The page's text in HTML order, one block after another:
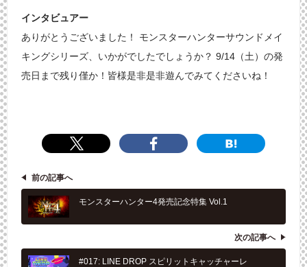
インタビュアー
ありがとうございました！ モンスターハンターサウンドメイ
キングシリーズ、いかがでしたでしょうか？ 9/14（土）の発
売日まで残り僅か！皆様是非是非遊んでみてくださいね！
前の記事へ
モンスターハンター4発売記念特集 Vol.1
次の記事へ
#017: LINE DROP スピリットキャッチャーレ